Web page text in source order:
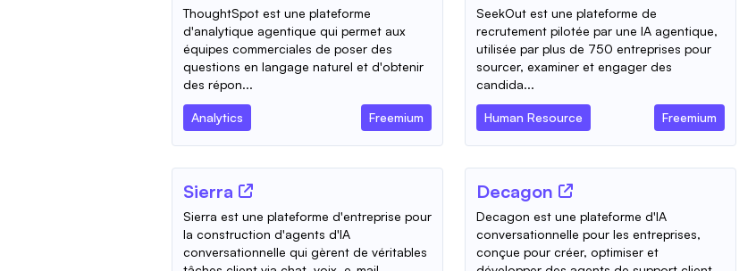
ThoughtSpot est une plateforme
d'analytique agentique qui permet aux
équipes commerciales de poser des
questions en langage naturel et d'obtenir
des répon...
Analytics Freemium
SeekOut est une plateforme de
recrutement pilotée par une IA agentique,
utilisée par plus de 750 entreprises pour
sourcer, examiner et engager des
candida...
Human Resource Freemium
Sierra
Sierra est une plateforme d'entreprise pour
la construction d'agents d'IA
conversationnelle qui gèrent de véritables
Decagon
Decagon est une plateforme d'IA
conversationnelle pour les entreprises,
conçue pour créer, optimiser et